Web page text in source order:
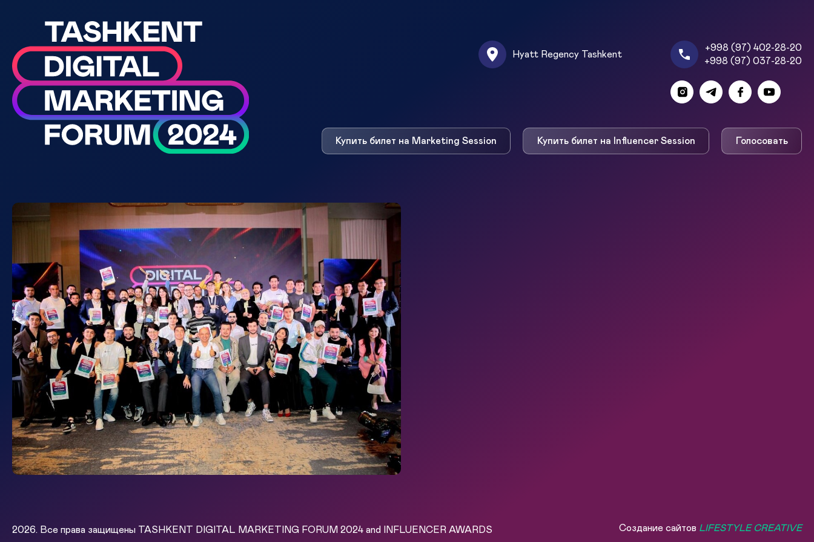
Hyatt Regency Tashkent
+998 (97) 402-28-20
+998 (97) 037-28-20
Купить билет на Marketing Session Купить билет на Influencer Session Голосовать
2026. Все права защищены TASHKENT DIGITAL MARKETING FORUM 2024 and INFLUENCER AWARDS Создание сайтов LIFESTYLE CREATIVE